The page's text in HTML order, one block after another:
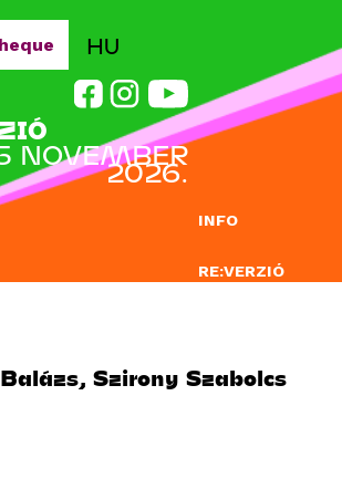
Jump to navigation
INFO
RE:VERZIÓ
HU
NOVEMBER
2026.
Szirony Szabolcs